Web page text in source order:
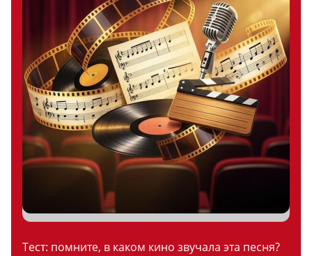
Тест: помните, в каком кино звучала эта песня?